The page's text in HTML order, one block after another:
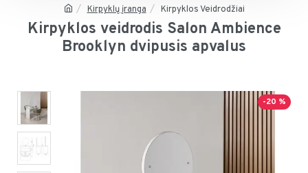
Kirpyklų įranga Kirpyklos Veidrodžiai
Kirpyklos veidrodis Salon Ambience
Brooklyn dvipusis apvalus
-20 %